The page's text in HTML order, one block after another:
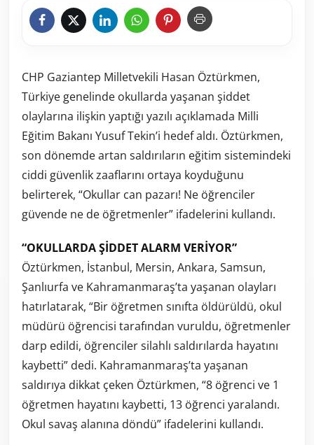
CHP Gaziantep Milletvekili Hasan Öztürkmen,
Türkiye genelinde okullarda yaşanan şiddet
olaylarına ilişkin yaptığı yazılı açıklamada Milli
Eğitim Bakanı Yusuf Tekin’i hedef aldı. Öztürkmen,
son dönemde artan saldırıların eğitim sistemindeki
ciddi güvenlik zaaflarını ortaya koyduğunu
belirterek, “Okullar can pazarı! Ne öğrenciler
güvende ne de öğretmenler” ifadelerini kullandı.
“OKULLARDA ŞİDDET ALARM VERİYOR”
Öztürkmen, İstanbul, Mersin, Ankara, Samsun,
Şanlıurfa ve Kahramanmaraş’ta yaşanan olayları
hatırlatarak, “Bir öğretmen sınıfta öldürüldü, okul
müdürü öğrencisi tarafından vuruldu, öğretmenler
darp edildi, öğrenciler silahlı saldırılarda hayatını
kaybetti” dedi. Kahramanmaraş’ta yaşanan
saldırıya dikkat çeken Öztürkmen, “8 öğrenci ve 1
öğretmen hayatını kaybetti, 13 öğrenci yaralandı.
Okul savaş alanına döndü” ifadelerini kullandı.